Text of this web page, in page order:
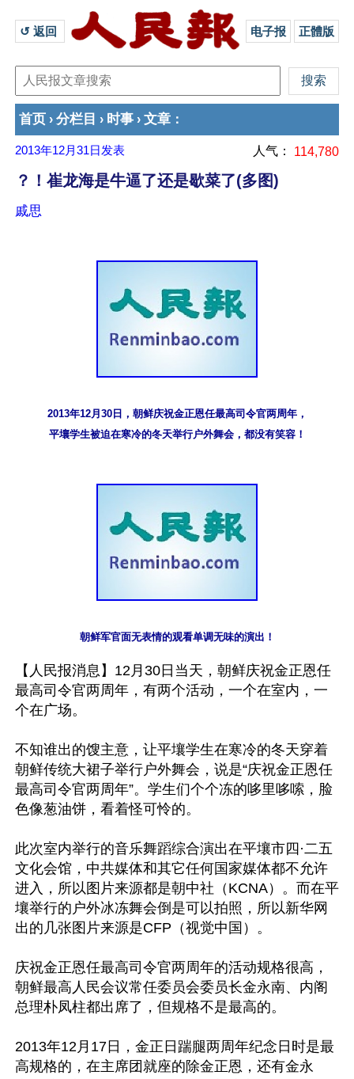
↺ 返回 电子报 正體版
首页 › 分栏目 › 时事 › 文章 ：
2013年12月31日 发表 人气： 114,780
？！崔龙海是牛逼了还是歇菜了(多图)
戚思
2013年12月30日，朝鲜庆祝金正恩任最高司令官两周年，
平壤学生被迫在寒冷的冬天举行户外舞会，都没有笑容！
朝鲜军官面无表情的观看单调无味的演出！
【人民报消息】12月30日当天，朝鲜庆祝金正恩任
最高司令官两周年，有两个活动，一个在室内，一
个在广场。
不知谁出的馊主意，让平壤学生在寒冷的冬天穿着
朝鲜传统大裙子举行户外舞会，说是“庆祝金正恩任
最高司令官两周年”。学生们个个冻的哆里哆嗦，脸
色像葱油饼，看着怪可怜的。
此次室内举行的音乐舞蹈综合演出在平壤市四·二五
文化会馆，中共媒体和其它任何国家媒体都不允许
进入，所以图片来源都是朝中社（KCNA）。而在平
壤举行的户外冰冻舞会倒是可以拍照，所以新华网
出的几张图片来源是CFP（视觉中国）。
庆祝金正恩任最高司令官两周年的活动规格很高，
朝鲜最高人民会议常任委员会委员长金永南、内阁
总理朴凤柱都出席了，但规格不是最高的。
2013年12月17日，金正日踹腿两周年纪念日时是最
高规格的，在主席团就座的除金正恩，还有金永